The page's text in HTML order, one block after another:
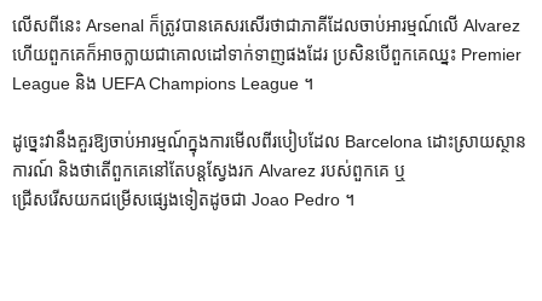
លើសពីនេះ Arsenal ក៏ត្រូវបានគេសរសើរថាជាភាគីដែលចាប់អារម្មណ៍លើ Alvarez
ហើយពួកគេក៏អាចក្លាយជាគោលដៅទាក់ទាញផងដែរ ប្រសិនបើពួកគេឈ្នះ Premier
League និង UEFA Champions League ។
ដូច្នេះវានឹងគួរឱ្យចាប់អារម្មណ៍ក្នុងការមើលពីរបៀបដែល Barcelona ដោះស្រាយស្ថាន
ការណ៍ និងថាតើពួកគេនៅតែបន្តស្វែងរក Alvarez របស់ពួកគេ ឬ
ជ្រើសរើសយកជម្រើសផ្សេងទៀតដូចជា Joao Pedro ។